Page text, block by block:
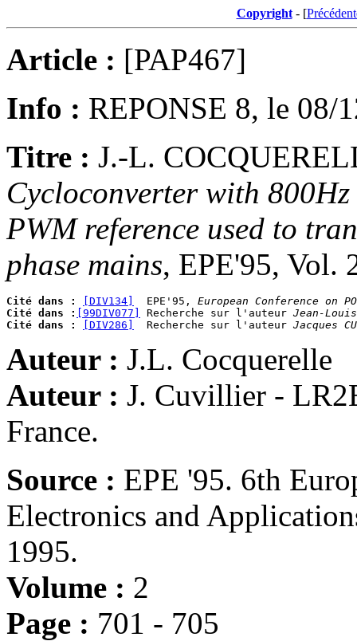
Copyright- [
Article : [PAP467]
Info : REPONSE 8, le 08/
Titre : J.-L.
Cycloconverter with
PWM reference used to
phase mains, EPE'95, Vol.
Cité dans : [DIV134]
  EPE'95,
European Conference on
Cité dans :
[99DIV077] Recherche sur l'auteur Jean-Louis
Cité dans :
[DIV286]
  Recherche sur l'auteur
Jacques
Auteur : J.L. Cocquerelle
Auteur : J. Cuvillier -
France.
Source : EPE '95. 6th
Electronics and
1995.
Volume : 2
Page : 701 - 705